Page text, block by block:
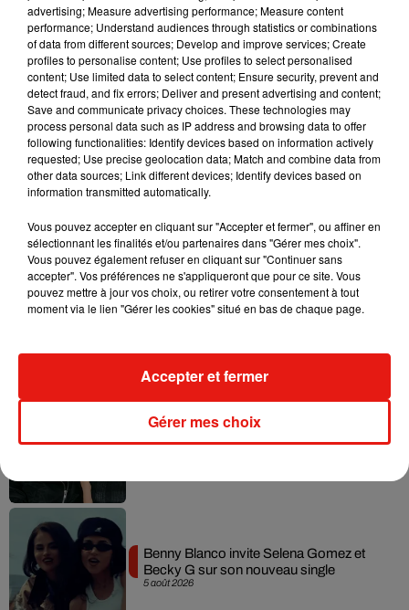
7 août 2026
Julien Lieb s’essaye à la vie de chatelain
dans son nouveau clip
Madonna sort enfin le remix de « Love
Sensation » avec Kylie Minogue
Tayc et Didi B dévoilent le single le plus
Angèle et Amélie Lens dévoilent leur
collaboration tant attendue
5 août 2026
Benny Blanco invite Selena Gomez et
Becky G sur son nouveau single
advertising; Measure advertising performance; Measure content
performance; Understand audiences through statistics or combinations
of data from different sources; Develop and improve services; Create
profiles to personalise content; Use profiles to select personalised
content; Use limited data to select content; Ensure security, prevent and
detect fraud, and fix errors; Deliver and present advertising and content;
Save and communicate privacy choices. These technologies may
process personal data such as IP address and browsing data to offer
following functionalities: Identify devices based on information actively
requested; Use precise geolocation data; Match and combine data from
other data sources; Link different devices; Identify devices based on
information transmitted automatically.
Vous pouvez accepter en cliquant sur "Accepter et fermer", ou affiner en
sélectionnant les finalités et/ou partenaires dans "Gérer mes choix".
Vous pouvez également refuser en cliquant sur "Continuer sans
accepter". Vos préférences ne s'appliqueront que pour ce site. Vous
pouvez mettre à jour vos choix, ou retirer votre consentement à tout
moment via le lien "Gérer les cookies" situé en bas de chaque page.
Gérer mes choix
Accepter et fermer